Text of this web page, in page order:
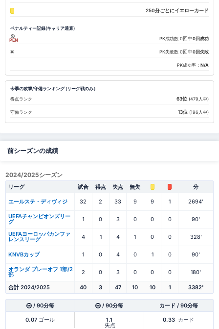
250分ごとにイエローカード
ペナルティー記録(キャリア通算)
PEN PK成功数 0回中0回成功
PK失敗数 0回中0回失敗
PK成功率：N/A
今季の攻撃/守備ランキング (リーグ戦のみ）
得点ランク
63位 (479人中)
守備ランク 13位 (196人中)
前シーズンの成績
2024/2025シーズン
リーグ 試合 得点 失点 無失 分
エールステ・ディヴィジ 32 2 33 9 9 1 2694'
UEFAチャンピオンズリー
グ 1 0 3 0 0 0 90'
UEFAヨーロッパカンファ
レンスリーグ 4 1 4 1 0 0 328'
KNVBカップ 1 0 4 0 1 0 90'
オランダ プレーオフ 1部/2
部 2 0 3 0 0 0 180'
合計 2024/2025 40 3 47 10 10 1 3382'
/ 90分毎 / 90分毎 カード / 90分毎
0.07 ゴール 1.1
失点
0.33 カード